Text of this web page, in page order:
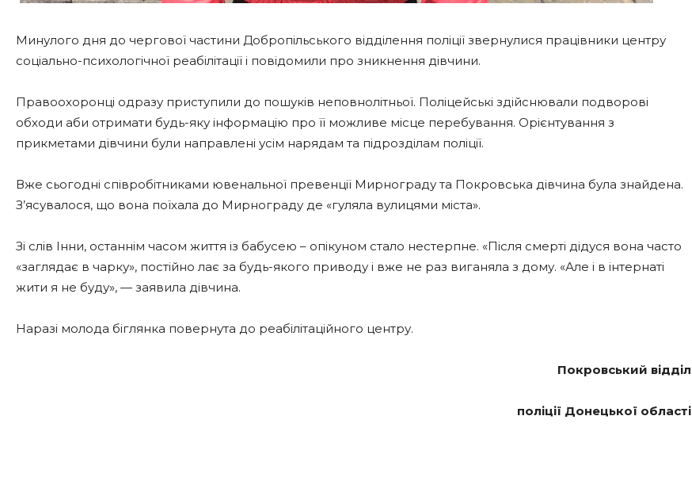
Минулого дня до чергової частини Добропільського відділення поліції звернулися працівники центру
соціально-психологічної реабілітації і повідомили про зникнення дівчини.
Правоохоронці одразу приступили до пошуків неповнолітньої. Поліцейські здійснювали подворові
обходи аби отримати будь-яку інформацію про її можливе місце перебування. Орієнтування з
прикметами дівчини були направлені усім нарядам та підрозділам поліції.
Вже сьогодні співробітниками ювенальної превенції Мирнограду та Покровська дівчина була знайдена.
З’ясувалося, що вона поїхала до Мирнограду де «гуляла вулицями міста».
Зі слів Інни, останнім часом життя із бабусею – опікуном стало нестерпне. «Після смерті дідуся вона часто
«заглядає в чарку», постійно лає за будь-якого приводу і вже не раз виганяла з дому. «Але і в інтернаті
жити я не буду», — заявила дівчина.
Наразі молода біглянка повернута до реабілітаційного центру.
Покровський відділ
поліції Донецької області